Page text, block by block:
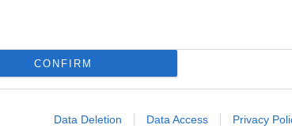
CONFIRM
Data Deletion Data Access Privacy
ho un bellissimo ricordo di quel viaggio. 2assi non concordo
ricettive, la stiva di una nave è un garage, aperto
acceso, davanti un carro bestiame e dietro un